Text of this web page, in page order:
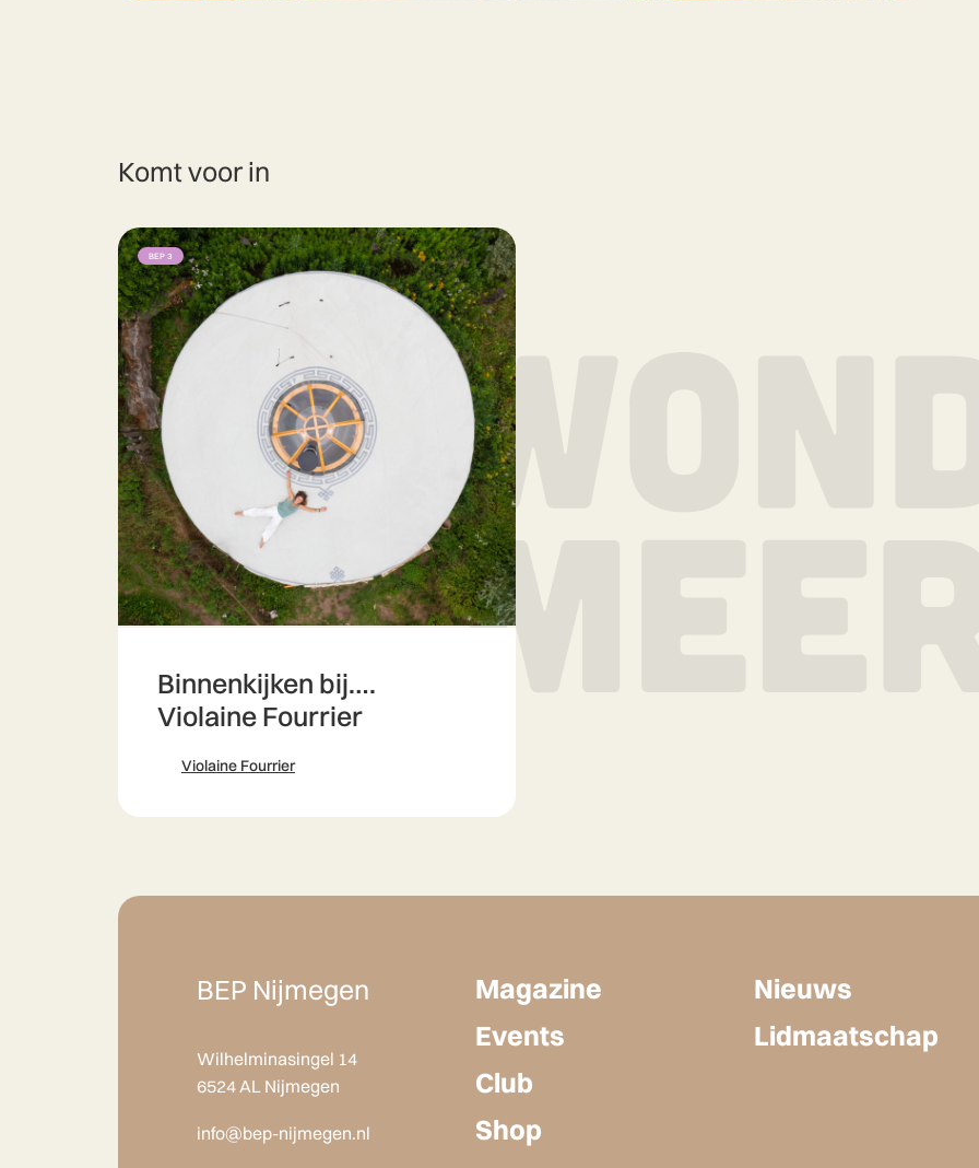
Komt voor in
BEP 3
Binnenkijken bij….
Violaine Fourrier
Violaine Fourrier
BEP Nijmegen
Wilhelminasingel 14
6524 AL Nijmegen
info@bep-nijmegen.nl
Magazine
Events
Club
Shop
Nieuws
Lidmaatschap